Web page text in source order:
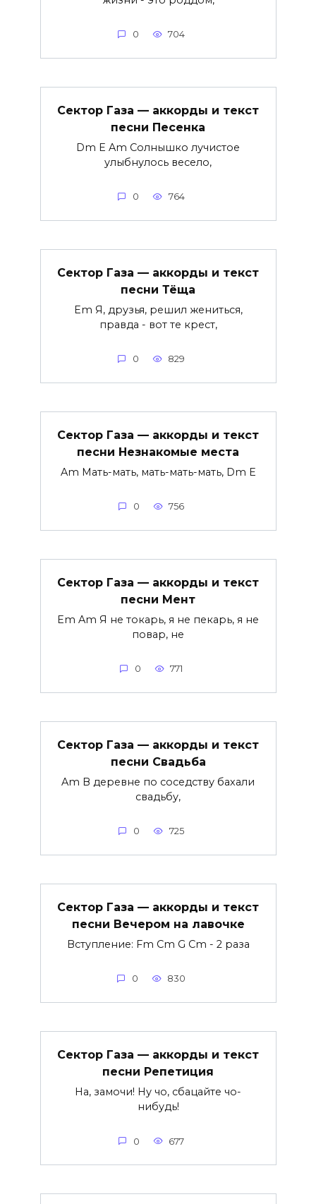
0 704
Сектор Газа — аккорды и текст
песни Песенка
Dm E Am Солнышко лучистое
улыбнулось весело,
0 764
Сектор Газа — аккорды и текст
песни Тёща
Em Я, друзья, решил жениться,
правда - вот те крест,
0 829
Сектор Газа — аккорды и текст
песни Незнакомые места
Am Мать-мать, мать-мать-мать, Dm E
0 756
Сектор Газа — аккорды и текст
песни Мент
Em Am Я не токарь, я не пекарь, я не
повар, не
0 771
Сектор Газа — аккорды и текст
песни Свадьба
Am В деревне по соседству бахали
свадьбу,
0 725
Сектор Газа — аккорды и текст
песни Вечером на лавочке
Вступление: Fm Cm G Cm - 2 раза
0 830
Сектор Газа — аккорды и текст
песни Репетиция
На, замочи! Ну чо, сбацайте чо-
нибудь!
0 677